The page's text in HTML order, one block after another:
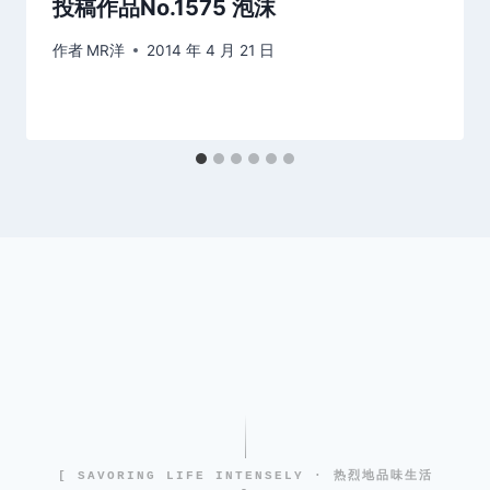
投稿作品No.1575 泡沫
作者 MR洋 2014 年 4 月 21 日
[ SAVORING LIFE INTENSELY · 热烈地品味生活